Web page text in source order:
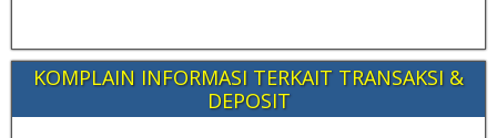
KOMPLAIN INFORMASI TERKAIT TRANSAKSI &
DEPOSIT